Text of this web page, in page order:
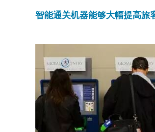
智能通关机器能够大幅提高旅